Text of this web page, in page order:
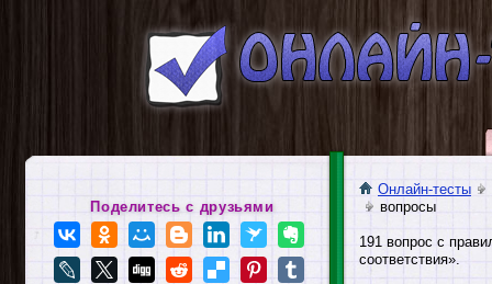
Онлайн-тесты
вопросы
191 вопрос с
соответствия».
Поделитесь с друзьями